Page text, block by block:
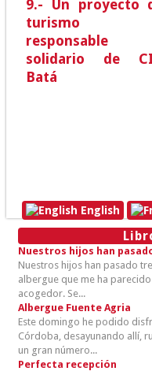
9.- Un proyecto
turismo
responsable
solidario de
Batá
English
Nuestros hijos han
Nuestros hijos han pasado
albergue que me ha
acogedor. Se...
Albergue Fuente Agria
Este domingo he podido
Córdoba, desayunando allí,
un gran número...
Perfecta recepción